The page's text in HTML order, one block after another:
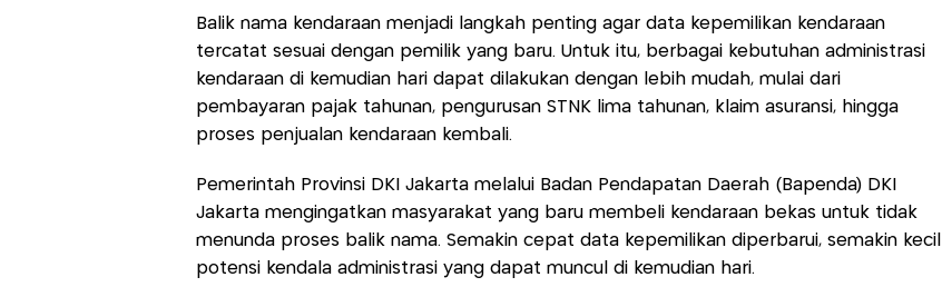
Balik nama kendaraan menjadi langkah penting agar data kepemilikan kendaraan
tercatat sesuai dengan pemilik yang baru. Untuk itu, berbagai kebutuhan administrasi
kendaraan di kemudian hari dapat dilakukan dengan lebih mudah, mulai dari
pembayaran pajak tahunan, pengurusan STNK lima tahunan, klaim asuransi, hingga
proses penjualan kendaraan kembali.
Pemerintah Provinsi DKI Jakarta melalui Badan Pendapatan Daerah (Bapenda) DKI
Jakarta mengingatkan masyarakat yang baru membeli kendaraan bekas untuk tidak
menunda proses balik nama. Semakin cepat data kepemilikan diperbarui, semakin kecil
potensi kendala administrasi yang dapat muncul di kemudian hari.